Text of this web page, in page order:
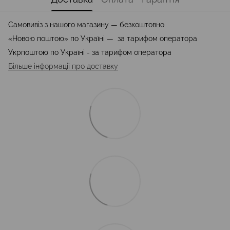
Самовивіз з нашого магазину — безкоштовно
«Новою поштою» по Україні — за тарифом оператора
Укрпоштою по Україні - за тарифом оператора
Більше інформації про доставку